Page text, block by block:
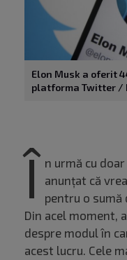
Elon Musk a oferit
platforma Twitter /
Î n urmă cu
anunțat că
pentru o sumă
Din acel moment,
despre modul în
acest lucru. Cele